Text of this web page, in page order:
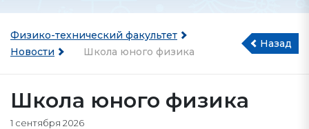
Физико-технический факультет
Новости
Школа юного физика
Назад
Школа юного физика
1 сентября 2026